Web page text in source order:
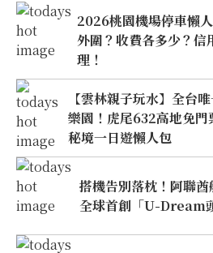
2026桃園機場停車懶
外圍？收費各多少？信
理！
【雲林親子玩水】全台
樂園！虎尾632高地免
秘境一日遊懶人包
搭機告別落枕！阿聯酋
全球首創「U-Dream